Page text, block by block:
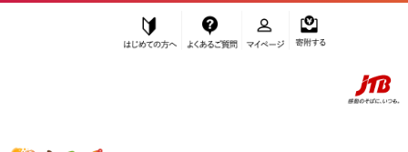
ふるぽ JTBのふるさと納税サイト